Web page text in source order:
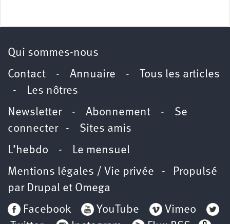
Qui sommes-nous
Contact - Annuaire -
Tous les articles
- Les nôtres
Newsletter- Abonnement - Se
connecter- Sites amis
L’hebdo - Le mensuel
Mentions légales / Vie privée - Propulsé
par Drupal et Omega
Facebook
YouTube
Vimeo